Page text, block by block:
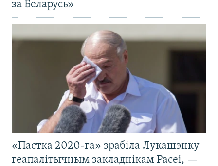
за Беларусь»
«Пастка 2020-га» зрабіла Лукашэнку
геапалітычным закладнікам Расеі, —